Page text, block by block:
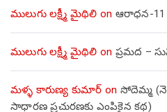
ములుగు లక్ష్మీ మైథిలి on ఆరాధన-
ములుగు లక్ష్మీ మైథిలి on ప్రమద –
మళ్ళ కారుణ్య కుమార్ on సోదెమ్మ
సాధారణ ప్రచురణకు ఎంపికైన కథ)